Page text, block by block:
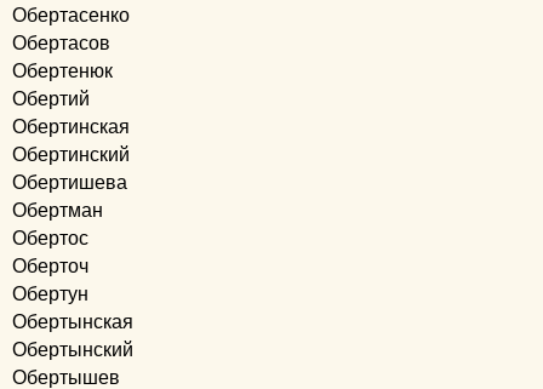
Обертасенко
Обертасов
Обертенюк
Обертий
Обертинская
Обертинский
Обертишева
Обертман
Обертос
Оберточ
Обертун
Обертынская
Обертынский
Обертышев